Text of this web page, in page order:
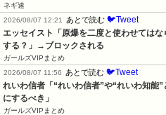
ネギ速
2026/08/07 12:21
あとで読む 🐦Tweet
エッセイスト「原爆を二度と使わせては
する？」→ブロックされる
ガールズVIPまとめ
2026/08/07 11:56
あとで読む 🐦Tweet
れいわ信者「“れいわ信者”や“れいわ知能
にするべき」
ガールズVIPまとめ